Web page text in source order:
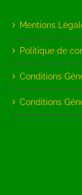
Mentions
Politique de
Conditions
Conditions